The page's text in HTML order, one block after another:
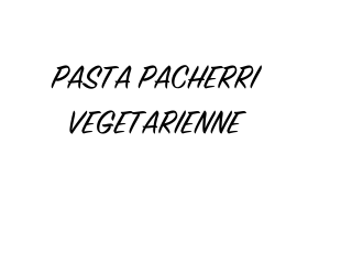
PASTA PACHERRI
VEGETARIENNE